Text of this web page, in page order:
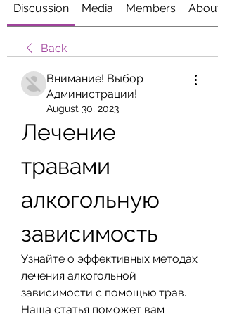
Discussion Media Members About
Back
Внимание! Выбор
Администрации!
August 30, 2023
Лечение
травами
алкогольную
зависимость
Узнайте о эффективных методах
лечения алкогольной
зависимости с помощью трав.
Наша статья поможет вам